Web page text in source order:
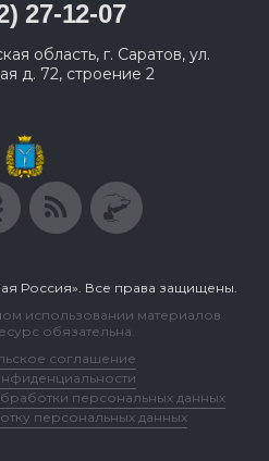
27-12-07
область, г. Саратов, ул.
д. 72, строение 2
Россия». Все права защищены.
использовании материалов
обязательна.
соглашение
персональных данных
персональных данных